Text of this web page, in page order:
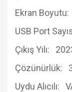
Ekran
USB Port
Çıkış Yılı:
Çözünürlük:
Uydu Alıcılı: